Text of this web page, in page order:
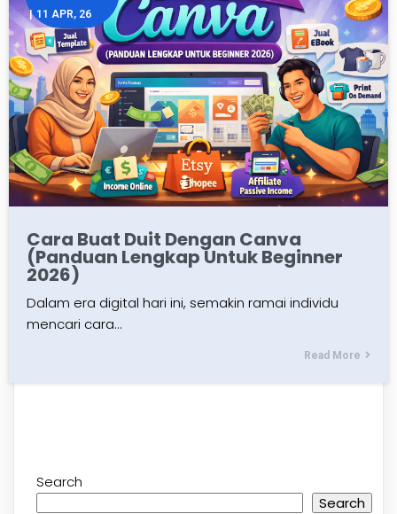
Cara Buat Duit Dengan Canva
(Panduan Lengkap Untuk Beginner
2026)
| 11 APR, 26
Dalam era digital hari ini, semakin ramai individu
mencari cara…
Read More
Search
Search